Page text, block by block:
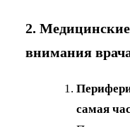
2.
внимания
самая